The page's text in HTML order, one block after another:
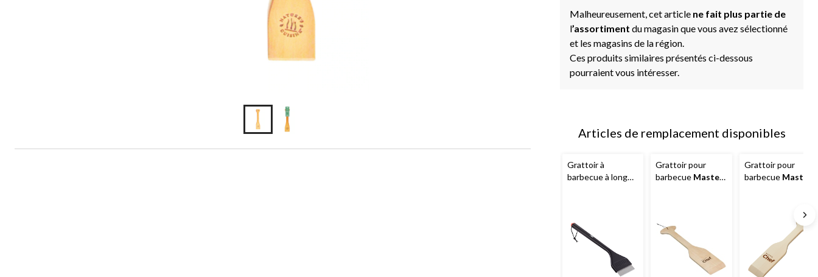
Malheureusement, cet article ne fait plus partie de
l’assortiment du magasin que vous avez sélectionné
et les magasins de la région.
Ces produits similaires présentés ci-dessous
pourraient vous intéresser.
Articles de remplacement disponibles
Grattoir à
barbecue à long
Grattoir pour
barbecue Master
Grattoir pour
barbecue Master